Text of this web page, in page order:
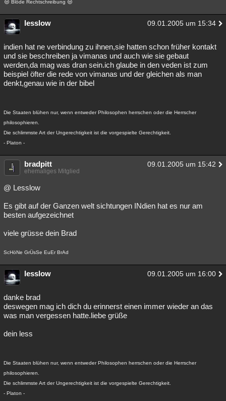
Blöde Rechtschreibung
lesslow 09.01.2005 um 15:34
indien hat ne verbindung zu ihnen,sie hatten schon früher kontakt
und sie beschreiben ja vimanas und auch wie sie gebaut
werden,da mag was dran sein.ich glaube in den veden ist zum
beispiel öfter die rede von vimanas und der gleichen als man
denkt,genau wie in der bibel
Die Staaten blühen nur, wenn entweder Philosophen herrschen oder die Herrscher
philosophieren.
Die schlimmste Art der Ungerechtigkeit ist die vorgespielte Gerechtigkeit.
- Platon -
bradpitt 09.01.2005 um 15:42
ehemaliges Mitglied
@ Lesslow
Es gibt auf der Ganzen welt sichtungen INdien hat es nur am
besten aufgezeichnet
viele grüsse dein Brad
ScHöNe GrÜsSe EuEr BrAd
lesslow 09.01.2005 um 16:00
danke brad
deswegen mag ich dich du erinnerst einen immer wieder an das
was man vergessen hatte.liebe grüße
dein less
Die Staaten blühen nur, wenn entweder Philosophen herrschen oder die Herrscher
philosophieren.
Die schlimmste Art der Ungerechtigkeit ist die vorgespielte Gerechtigkeit.
- Platon -